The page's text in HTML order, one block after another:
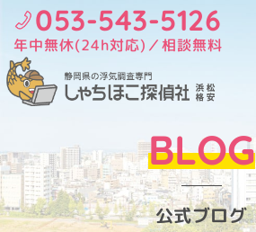
053-543-5126
年中無休(24h対応)／相談無料
BLOG
公式ブログ